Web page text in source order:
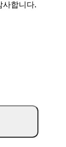
사합니다.